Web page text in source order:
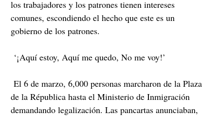
los trabajadores y los patrones tienen intereses
comunes, escondiendo el hecho que este es un
gobierno de los patrones.
‘¡Aquí estoy, Aquí me quedo, No me voy!’
El 6 de marzo, 6,000 personas marcharon de la Plaza
de la Républica hasta el Ministerio de Inmigración
demandando legalización. Las pancartas anunciaban,